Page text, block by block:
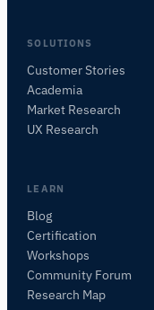
SOLUTIONS
Customer Stories
Academia
Market Research
UX Research
LEARN
Blog
Certification
Workshops
Community Forum
Research Map
Posez des
POSER UNE QUESTION
Résumer cet article